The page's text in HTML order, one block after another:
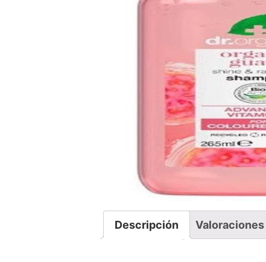
Descripción